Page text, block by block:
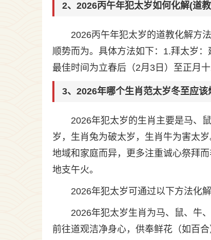
2、2026丙午年犯太岁如何化解(道
2026丙午年犯太岁的道教化解方
顺势而为。具体方法如下：1.拜太岁
最佳时间为立春后（2月3日）至正月
3、2026年哪个生肖范太岁冬至应该
2026年犯太岁的生肖主要是马、
岁，生肖兔为破太岁，生肖牛为害太
地域和家庭而异，更多注重诚心祭拜
地支午火。
2026年犯太岁可通过以下方法化
2026年犯太岁生肖为马、鼠、牛
前往道观洁净身心，供奉鲜花（如百